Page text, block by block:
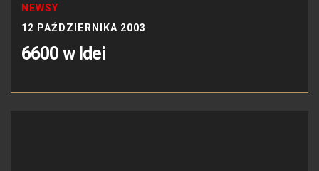
NEWSY
12 PAŹDZIERNIKA 2003
6600 w Idei